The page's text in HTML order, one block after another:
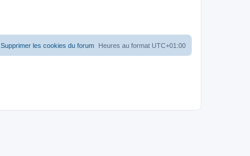
Heures au format UTC+01:00
Supprimer les cookies du forum